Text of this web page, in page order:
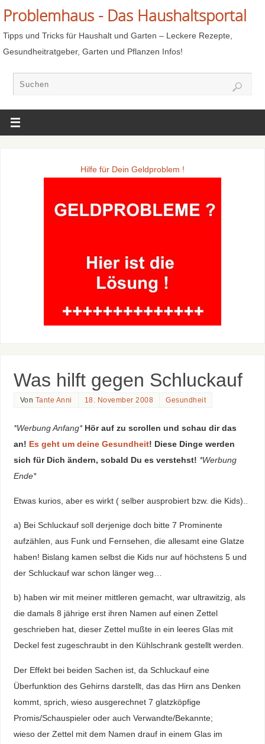
Problemhaus - Das Haushaltsportal
Tipps und Tricks für Haushalt und Garten – Leckere Rezepte,
Gesundheitratgeber, Garten und Pflanzen Infos!
Hilfe für Dein Geldproblem !
Was hilft gegen Schluckauf
Von Tante Anni 18. November 2008 Gesundheit
*Werbung Anfang* Hör auf zu scrollen und schau dir das
an! Es geht um deine Gesundheit! Diese Dinge werden
sich für Dich ändern, sobald Du es verstehst! *Werbung
Ende*
Etwas kurios, aber es wirkt ( selber ausprobiert bzw. die Kids)..
a) Bei Schluckauf soll derjenige doch bitte 7 Prominente
aufzählen, aus Funk und Fernsehen, die allesamt eine Glatze
haben! Bislang kamen selbst die Kids nur auf höchstens 5 und
der Schluckauf war schon länger weg…
b) haben wir mit meiner mittleren gemacht, war ultrawitzig, als
die damals 8 jährige erst ihren Namen auf einen Zettel
geschrieben hat, dieser Zettel mußte in ein leeres Glas mit
Deckel fest zugeschraubt in den Kühlschrank gestellt werden.
Der Effekt bei beiden Sachen ist, da Schluckauf eine
Überfunktion des Gehirns darstellt, das das Hirn ans Denken
kommt, sprich, wieso ausgerechnet 7 glatzköpfige
Promis/Schauspieler oder auch Verwandte/Bekannte;
wieso der Zettel mit dem Namen drauf in einem Glas im